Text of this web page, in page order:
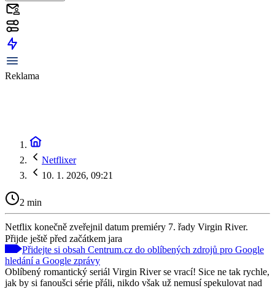
Reklama
Netflixer
10. 1. 2026, 09:21
2 min
Netflix konečně zveřejnil datum premiéry 7. řady Virgin River.
Přijde ještě před začátkem jara
Přidejte si obsah Centrum.cz do oblíbených zdrojů pro Google
hledání a Google zprávy
Oblíbený romantický seriál Virgin River se vrací! Sice ne tak rychle,
jak by si fanoušci série přáli, nikdo však už nemusí spekulovat nad